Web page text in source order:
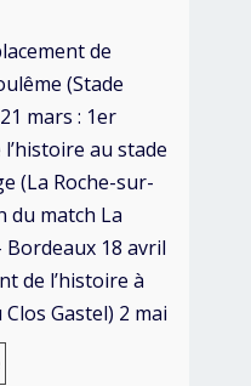
de
(Stade
mars : 1er
au stade
(La Roche-sur-
du match La
Bordeaux 18 avril
de l’histoire à
Gastel) 2 mai